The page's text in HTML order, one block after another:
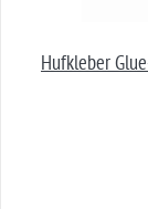
Hufkleber